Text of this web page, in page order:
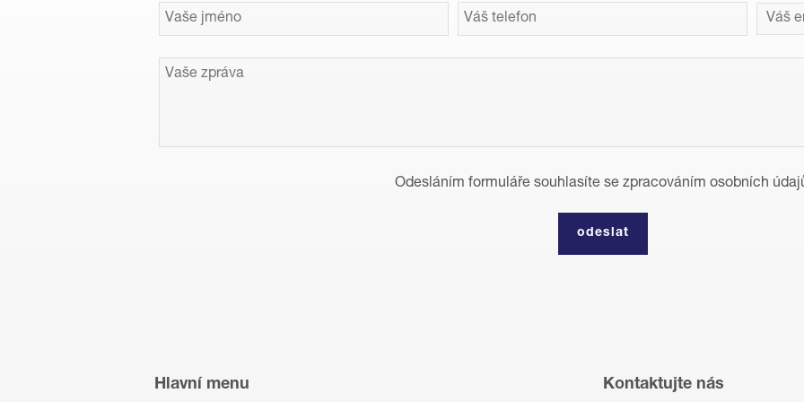
Odesláním formuláře souhlasíte se zpracováním osobních
Hlavní menu Kontaktujte nás